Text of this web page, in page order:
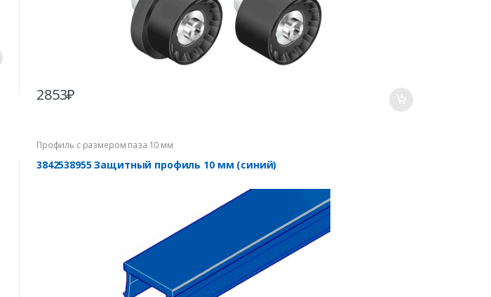
2853₽
Профиль с размером паза 10 мм
3842538955 Защитный профиль 10 мм (синий)